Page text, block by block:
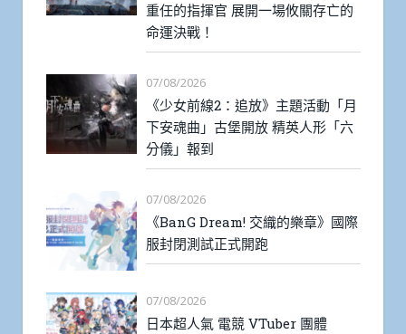
重任的指揮官 展開一場攸關存亡的
命運決戰！
07/08/2026
《少女前線2：追放》主題活動「月
下安魂曲」古堡開放 精英人形「六
分儀」報到
07/08/2026
《BanG Dream! 交織的樂章》國際
服封閉測試正式開跑
07/08/2026
日本超人氣 電競 VTuber 團體